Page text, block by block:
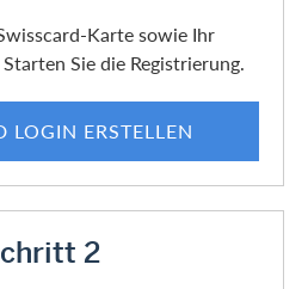
Karte sowie Ihr
Sie die Registrierung.
LOGIN ERSTELLEN
2